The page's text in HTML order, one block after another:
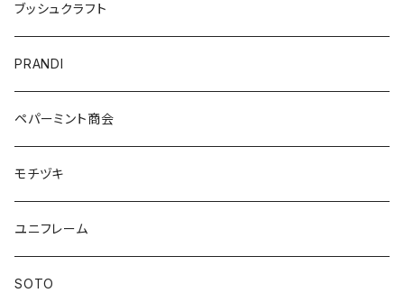
ブッシュクラフト
PRANDI
ペパーミント商会
モチヅキ
ユニフレーム
SOTO